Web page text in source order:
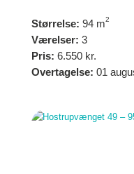
Størrelse: 94 m2
Værelser: 3
Pris: 6.550 kr.
Overtagelse: 01